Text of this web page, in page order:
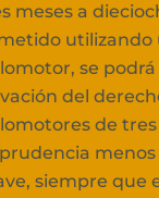
meses a
utilizando
se
del
de
menos
siempre que